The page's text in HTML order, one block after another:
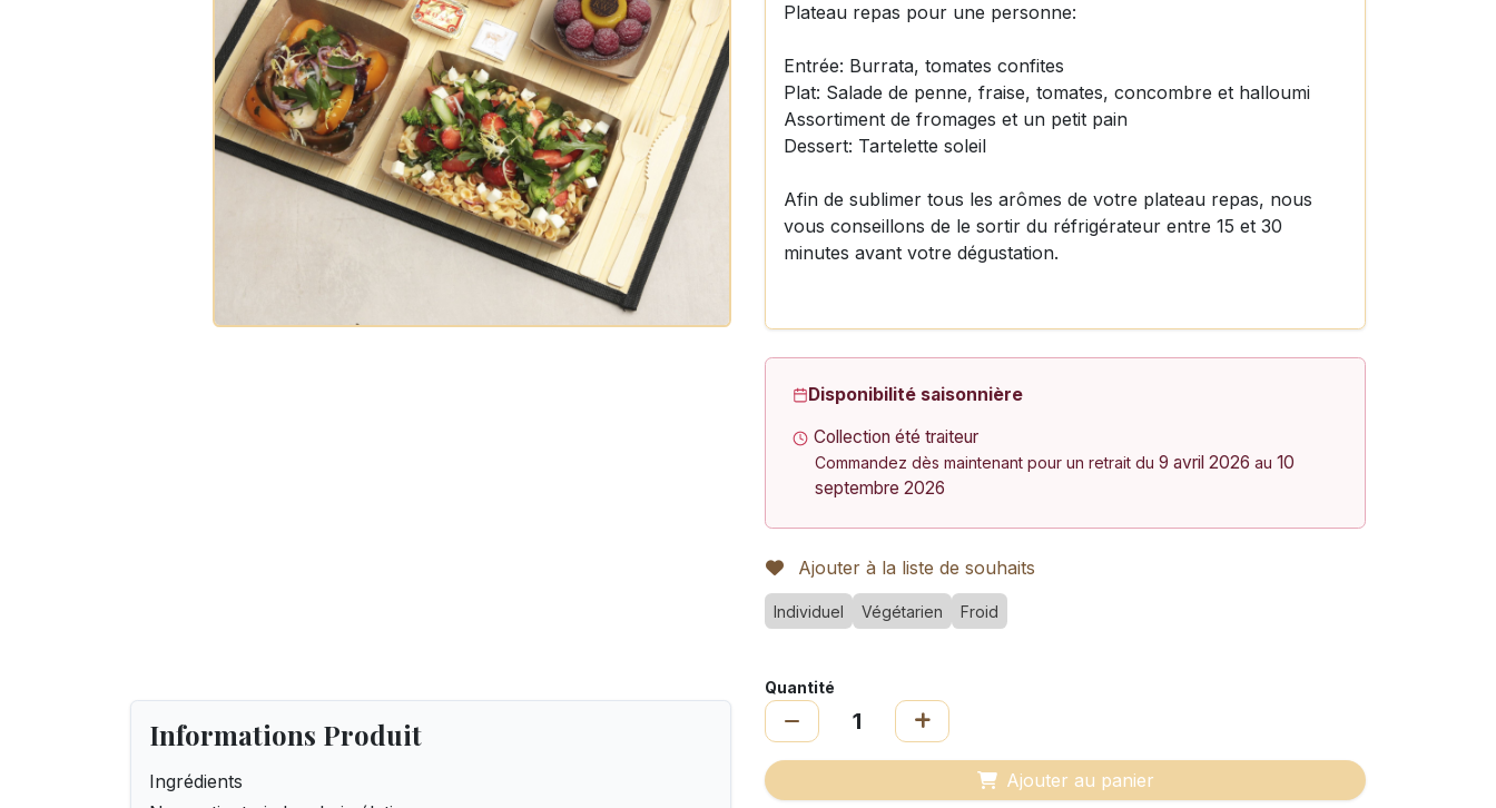
Plateau repas pour une personne:
Entrée: Burrata, tomates confites
Plat: Salade de penne, fraise, tomates, concombre et halloumi
Assortiment de fromages et un petit pain
Dessert: Tartelette soleil
Afin de sublimer tous les arômes de votre plateau repas, nous
vous conseillons de le sortir du réfrigérateur entre 15 et 30
minutes avant votre dégustation.
Disponibilité saisonnière
Collection été traiteur
Commandez dès maintenant pour un retrait du 9 avril 2026 au 10
septembre 2026
Ajouter à la liste de souhaits
Individuel Végétarien Froid
Informations Produit
Ingrédients
Quantité
Ajouter au panier